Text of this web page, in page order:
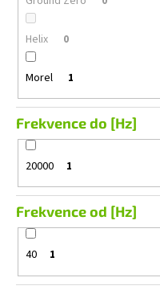
Helix 0
Morel 1
Frekvence do [Hz]
20000 1
Frekvence od [Hz]
40 1